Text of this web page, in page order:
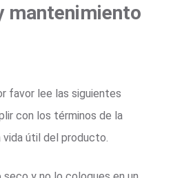
mantenimiento
favor lee las siguientes
con los términos de la
vida útil del producto.